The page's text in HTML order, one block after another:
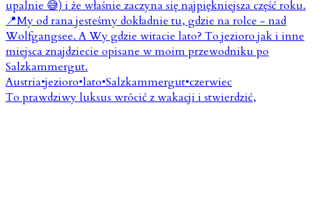
To prawdziwy luksus wrócić z wakacji i stwierdzić,